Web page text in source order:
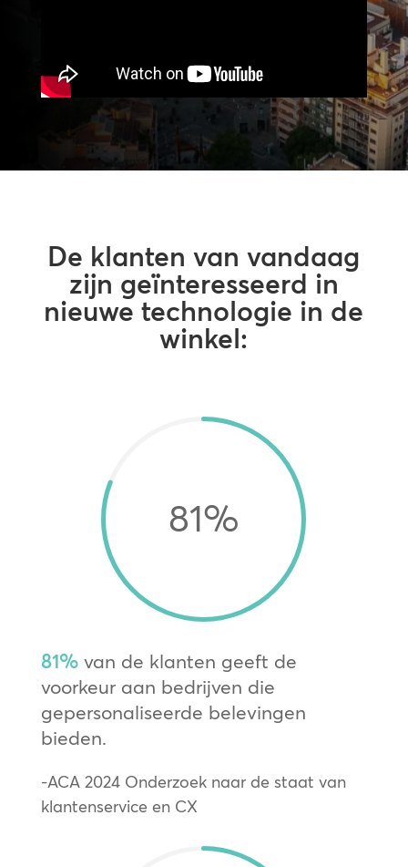
De klanten van vandaag
zijn geïnteresseerd in
nieuwe technologie in de
winkel:
81%
81%van de klanten geeft de
voorkeur aan bedrijven die
gepersonaliseerde belevingen
bieden.
-ACA 2024 Onderzoek naar de staat van
klantenservice en CX